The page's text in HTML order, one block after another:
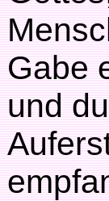
Gabe
und